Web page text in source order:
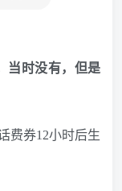
当时没有，但是
费券12小时后生